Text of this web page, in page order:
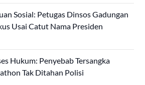
Sosial: Petugas Dinsos Gadungan
Usai Catut Nama Presiden
Hukum: Penyebab Tersangka
Tak Ditahan Polisi